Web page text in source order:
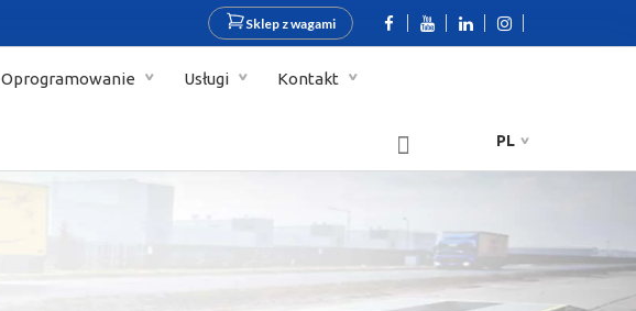
Sklep z wagami
Oprogramowanie Usługi Kontakt
PL